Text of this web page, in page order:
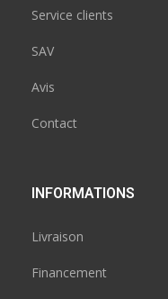
Service clients
SAV
Avis
Contact
INFORMATIONS
Livraison
Financement